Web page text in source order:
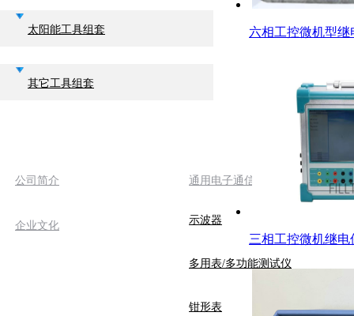
太阳能工具组套
其它工具组套
六相工控微机型继
三相工控微机继
公司简介
企业文化
通用电子通信仪器仪表
示波器
多用表/多功能测试仪
钳形表